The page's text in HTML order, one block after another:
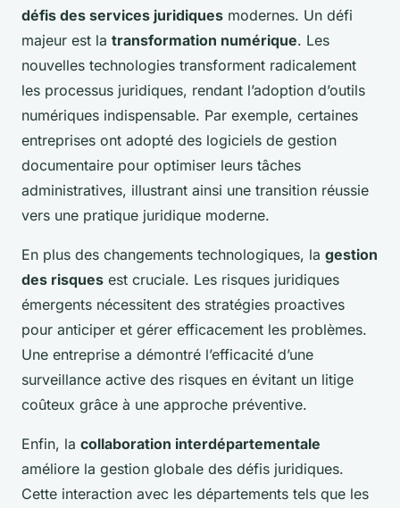
défis des services juridiques modernes. Un défi
majeur est la transformation numérique. Les
nouvelles technologies transforment radicalement
les processus juridiques, rendant l’adoption d’outils
numériques indispensable. Par exemple, certaines
entreprises ont adopté des logiciels de gestion
documentaire pour optimiser leurs tâches
administratives, illustrant ainsi une transition réussie
vers une pratique juridique moderne.
En plus des changements technologiques, la gestion
des risques est cruciale. Les risques juridiques
émergents nécessitent des stratégies proactives
pour anticiper et gérer efficacement les problèmes.
Une entreprise a démontré l’efficacité d’une
surveillance active des risques en évitant un litige
coûteux grâce à une approche préventive.
Enfin, la collaboration interdépartementale
améliore la gestion globale des défis juridiques.
Cette interaction avec les départements tels que les